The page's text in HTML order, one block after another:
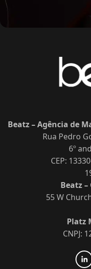
Beatz – Agência de
Rua Pedro
6º
CEP:
Beatz
55 W
Platz
CNPJ: